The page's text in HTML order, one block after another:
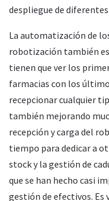
despliegue de
La automatización de
robotización también es
tienen que ver los
farmacias con los
recepcionar cualquier
también mejorando
recepción y carga del
tiempo para dedicar a
stock y la gestión de
que se han hecho casi
gestión de efectivos. Es